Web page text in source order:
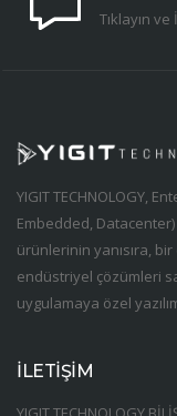
Tıklayın
YIGIT TECHNOLOGY,
Embedded, Datacenter)
ürünlerinin yanısıra,
endüstriyel çözümleri
uygulamaya özel
İLETİŞİM